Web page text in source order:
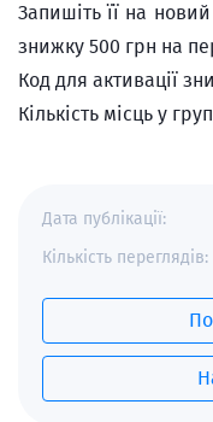
Запишіть її на
знижку 500 грн на
Код для активації
Кількість місць у
Дата публікації:
Кількість переглядів: